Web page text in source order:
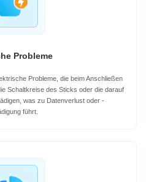
Probleme
Probleme, die beim Anschließen
Schaltkreise des Sticks oder die darauf
was zu Datenverlust oder -
führt.